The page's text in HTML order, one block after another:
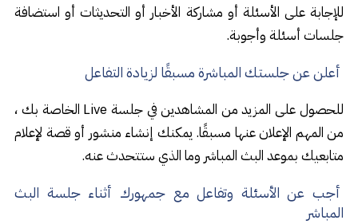
للإجابة على الأسئلة أو مشاركة الأخبار أو التحديثات أو استضافة
جلسات أسئلة وأجوبة.
أعلن عن جلستك المباشرة مسبقًا لزيادة التفاعل
للحصول على المزيد من المشاهدين في جلسة Live الخاصة بك ،
من المهم الإعلان عنها مسبقًا. يمكنك إنشاء منشور أو قصة لإعلام
متابعيك بموعد البث المباشر وما الذي ستتحدث عنه.
أجب عن الأسئلة وتفاعل مع جمهورك أثناء جلسة البث
المباشر